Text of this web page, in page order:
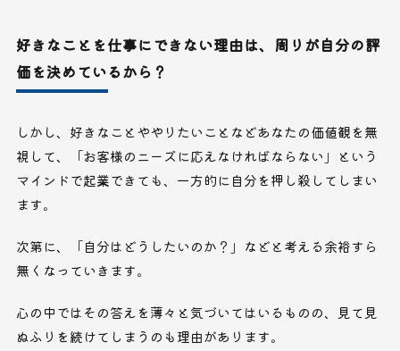
好きなことを仕事にできない理由は、周りが自分の評
価を決めているから？
しかし、好きなことややりたいことなどあなたの価値観を無
視して、「お客様のニーズに応えなければならない」という
マインドで起業できても、一方的に自分を押し殺してしまい
ます。
次第に、「自分はどうしたいのか？」などと考える余裕すら
無くなっていきます。
心の中ではその答えを薄々と気づいてはいるものの、見て見
ぬふりを続けてしまうのも理由があります。